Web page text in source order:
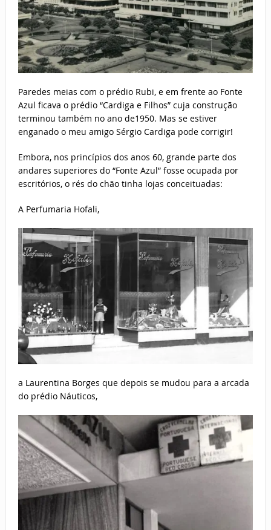
Paredes meias com o prédio Rubi, e em frente ao Fonte
Azul ficava o prédio “Cardiga e Filhos” cuja construção
terminou também no ano de1950. Mas se estiver
enganado o meu amigo Sérgio Cardiga pode corrigir!
Embora, nos princípios dos anos 60, grande parte dos
andares superiores do “Fonte Azul” fosse ocupada por
escritórios, o rés do chão tinha lojas conceituadas:
A Perfumaria Hofali,
a Laurentina Borges que depois se mudou para a arcada
do prédio Náuticos,